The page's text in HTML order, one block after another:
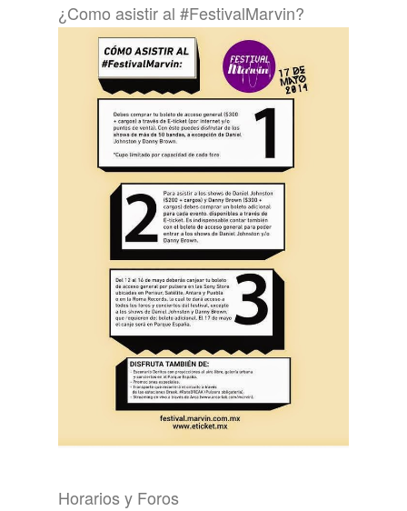
¿Como asistir al #FestivalMarvin?
Horarios y Foros